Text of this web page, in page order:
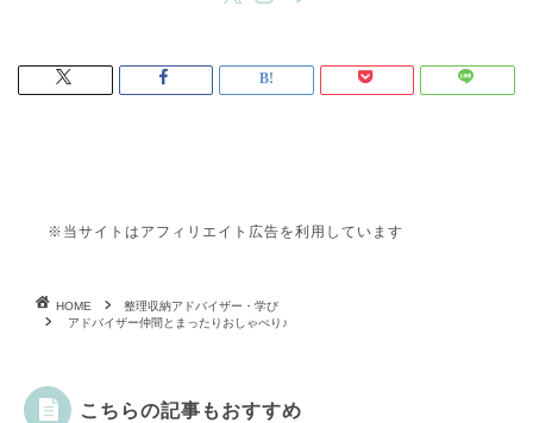
※当サイトはアフィリエイト広告を利用しています
HOME
整理収納アドバイザー・学び
アドバイザー仲間とまったりおしゃべり♪
こちらの記事もおすすめ